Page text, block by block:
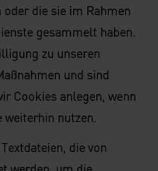
die sie im Rahmen
gesammelt haben.
zu unseren
und sind
Cookies anlegen, wenn
nutzen.
die von